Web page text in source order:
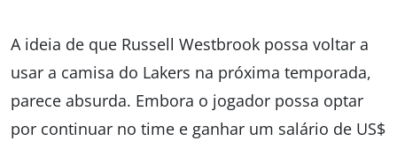
A ideia de que Russell Westbrook possa voltar a
usar a camisa do Lakers na próxima temporada,
parece absurda. Embora o jogador possa optar
por continuar no time e ganhar um salário de US$